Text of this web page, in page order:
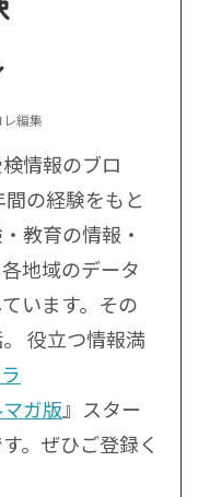
編集
情報のブロ
の経験をもと
教育の情報・
地域のデータ
います。その
役立つ情報満
ガ版』スター
。ぜひご登録く